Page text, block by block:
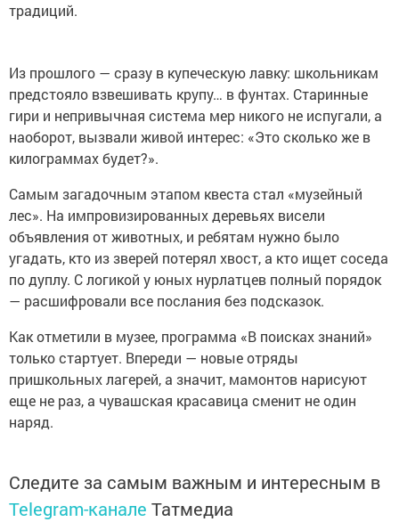
традиций.
Из прошлого — сразу в купеческую лавку: школьникам
предстояло взвешивать крупу… в фунтах. Старинные
гири и непривычная система мер никого не испугали, а
наоборот, вызвали живой интерес: «Это сколько же в
килограммах будет?».
Самым загадочным этапом квеста стал «музейный
лес». На импровизированных деревьях висели
объявления от животных, и ребятам нужно было
угадать, кто из зверей потерял хвост, а кто ищет соседа
по дуплу. С логикой у юных нурлатцев полный порядок
— расшифровали все послания без подсказок.
Как отметили в музее, программа «В поисках знаний»
только стартует. Впереди — новые отряды
пришкольных лагерей, а значит, мамонтов нарисуют
еще не раз, а чувашская красавица сменит не один
наряд.
Следите за самым важным и интересным в
Telegram-канале Татмедиа